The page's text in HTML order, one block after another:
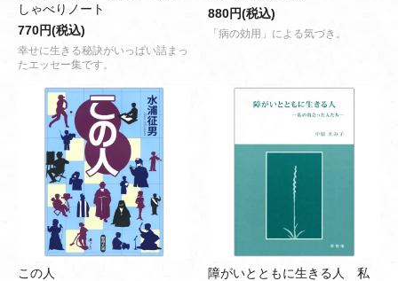
しゃべりノート
770円(税込)
幸せに生きる秘訣がいっぱい詰まっ
たエッセー集です。
880円(税込)
「病の効用」による気づき。
この人
障がいとともに生きる人 私